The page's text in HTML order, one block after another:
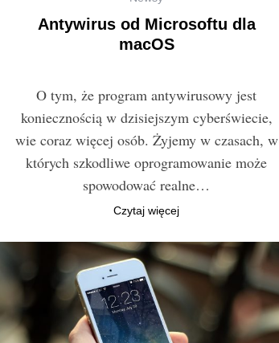
Antywirus od Microsoftu dla
macOS
O tym, że program antywirusowy jest
koniecznością w dzisiejszym cyberświecie,
wie coraz więcej osób. Żyjemy w czasach, w
których szkodliwe oprogramowanie może
spowodować realne…
Czytaj więcej